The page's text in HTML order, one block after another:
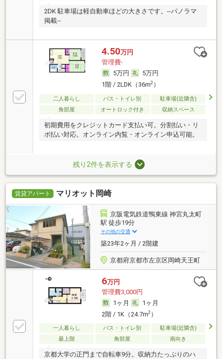
2DK 駐車場は軽自動車ほどの大きさです。--パノラマ
掲載--
4.50万円
管理費-
5万円
5万円
1階 / 2LDK（36m2）
二人暮らし バス・トイレ別
駐車場(近隣含)
角部屋
オートロック付き 収納スペース
初期費用をクレジットカード支払い可。分割払い・リ
ボ払い対応。オンライン内覧・オンライン申込可能。
残り2件を表示する
賃貸アパート マリオット岡崎
京阪電気鉄道鴨東線 神宮丸太町
駅 徒歩19分
その他の交通
築23年2ヶ月 / 2階建
京都府京都市左京区岡崎天王町
6万円
管理費3,000円
1ヶ月
1ヶ月
2階 / 1K（24.7m2）
一人暮らし バス・トイレ別
駐車場(近隣含)
最上階
角部屋 南向き
京都大学の正門まで自転車9分。収納力たっぷりのハ